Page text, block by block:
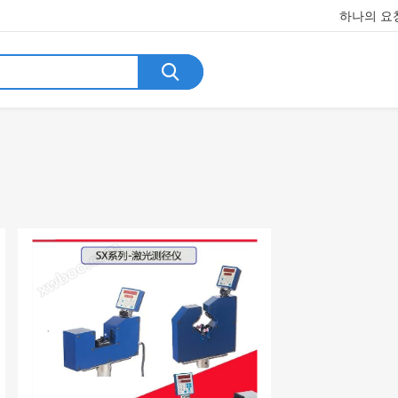
하나의 요
